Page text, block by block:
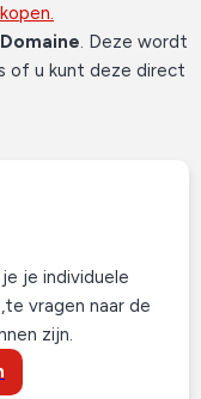
. Deze wordt
of u kunt deze direct
je individuele
te vragen naar de
zijn.